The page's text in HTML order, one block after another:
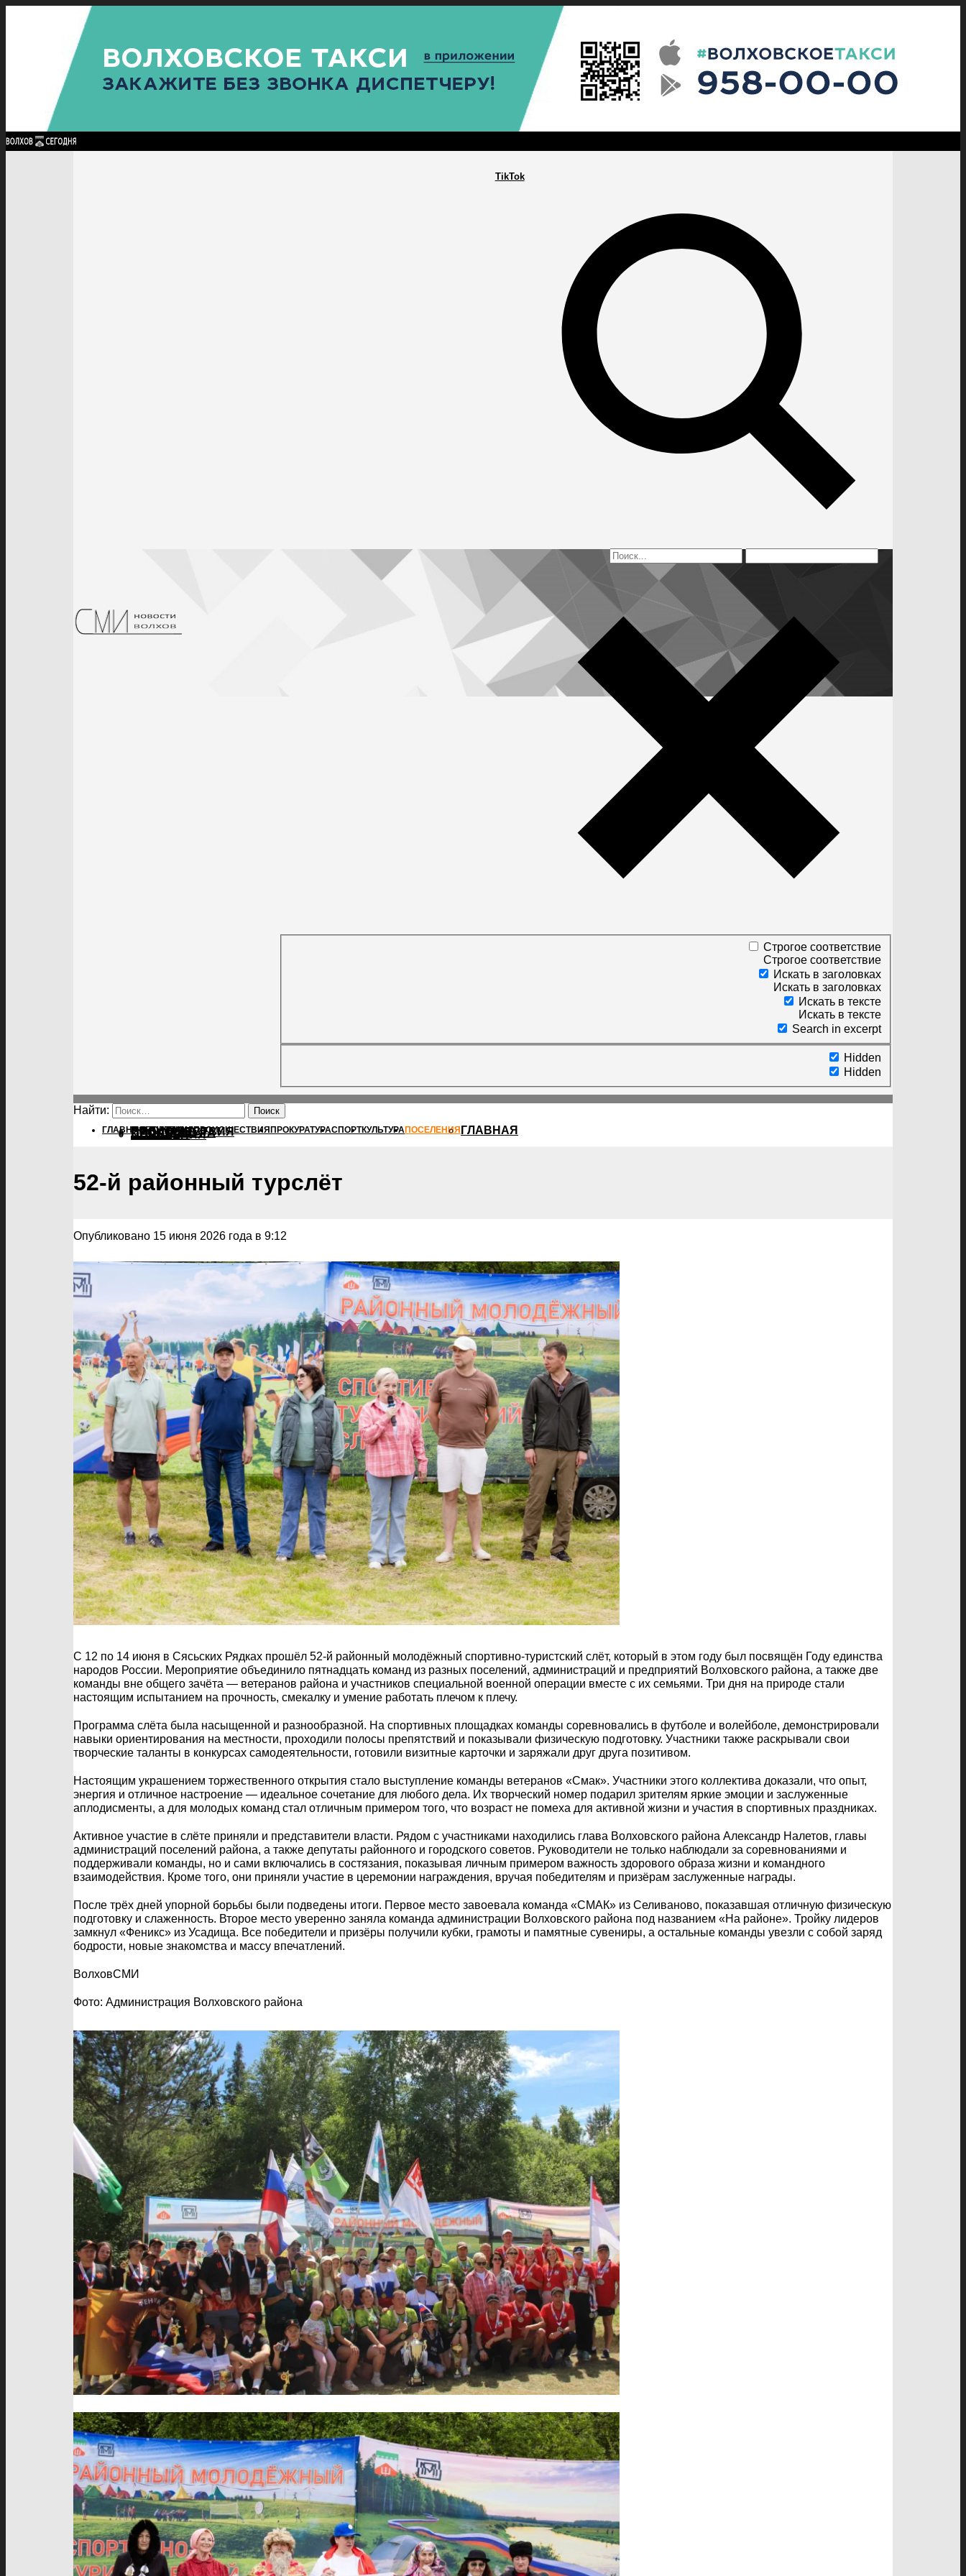
TikTok
Строгое соответствие
Строгое соответствие
Искать в заголовках
Искать в заголовках
Искать в тексте
Искать в тексте
Search in excerpt
Hidden
Hidden
Найти:
ГЛАВНАЯПОЛИТИКАПРОИСШЕСТВИЯ ПРОКУРАТУРАСПОРТКУЛЬТУРАПОСЕЛЕНИЯ ГЛАВНАЯ
ПОЛИТИКА
ПРОИСШЕСТВИЯ
ПРОКУРАТУРА
СПОРТ
КУЛЬТУРА
ПОСЕЛЕНИЯ
ГЛАВНАЯ ПОЛИТИКАПРОИСШЕСТВИЯПРОКУРАТУРА СПОРТ КУЛЬТУРАПОСЕЛЕНИЯ ГЛАВНАЯ
ПОЛИТИКА
КУЛЬТУРА
ПОСЕЛЕНИЯ
52-й районный турслёт
Опубликовано 15 июня 2026 года в 9:12
С 12 по 14 июня в Сясьских Рядках прошёл 52-й районный молодёжный спортивно-туристский слёт, который в этом году был посвящён Году единства
народов России. Мероприятие объединило пятнадцать команд из разных поселений, администраций и предприятий Волховского района, а также две
команды вне общего зачёта — ветеранов района и участников специальной военной операции вместе с их семьями. Три дня на природе стали
настоящим испытанием на прочность, смекалку и умение работать плечом к плечу.
Программа слёта была насыщенной и разнообразной. На спортивных площадках команды соревновались в футболе и волейболе, демонстрировали
навыки ориентирования на местности, проходили полосы препятствий и показывали физическую подготовку. Участники также раскрывали свои
творческие таланты в конкурсах самодеятельности, готовили визитные карточки и заряжали друг друга позитивом.
Настоящим украшением торжественного открытия стало выступление команды ветеранов «Смак». Участники этого коллектива доказали, что опыт,
энергия и отличное настроение — идеальное сочетание для любого дела. Их творческий номер подарил зрителям яркие эмоции и заслуженные
аплодисменты, а для молодых команд стал отличным примером того, что возраст не помеха для активной жизни и участия в спортивных праздниках.
Активное участие в слёте приняли и представители власти. Рядом с участниками находились глава Волховского района Александр Налетов, главы
администраций поселений района, а также депутаты районного и городского советов. Руководители не только наблюдали за соревнованиями и
поддерживали команды, но и сами включались в состязания, показывая личным примером важность здорового образа жизни и командного
взаимодействия. Кроме того, они приняли участие в церемонии награждения, вручая победителям и призёрам заслуженные награды.
После трёх дней упорной борьбы были подведены итоги. Первое место завоевала команда «СМАК» из Селиваново, показавшая отличную физическую
подготовку и слаженность. Второе место уверенно заняла команда администрации Волховского района под названием «На районе». Тройку лидеров
замкнул «Феникс» из Усадища. Все победители и призёры получили кубки, грамоты и памятные сувениры, а остальные команды увезли с собой заряд
бодрости, новые знакомства и массу впечатлений.
ВолховСМИ
Фото: Администрация Волховского района